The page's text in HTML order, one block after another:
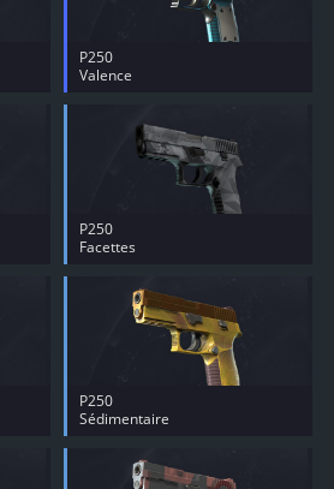
P250
Valence
P250
Facettes
P250
Sédimentaire